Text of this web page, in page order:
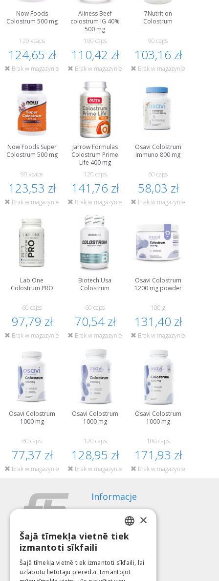
Now Foods
Colostrum 500 mg
120 vcaps
124,65 zł
Brak w magazynie
Aliness Beef
colostrum IG 40%
500 mg
100 caps
110,42 zł
Brak w magazynie
7Nutrition
Colostrum
90 caps
103,16 zł
Brak w magazynie
Now Foods Super
Colostrum 500 mg
90 vcaps
123,53 zł
Brak w magazynie
Jarrow Formulas
Colostrum Prime
Life 400 mg
120 caps
141,76 zł
Brak w magazynie
Osavi Colostrum
Immuno 800 mg
60 caps
58,03 zł
Brak w magazynie
Lab One
Colostrum PRO
60 caps
97,79 zł
Brak w magazynie
Biotech Usa
Colostrum
60 caps
70,54 zł
Brak w magazynie
Osavi Colostrum
1200 mg powder
100 g
131,40 zł
Brak w magazynie
Osavi Colostrum
1000 mg
60 caps
77,37 zł
Brak w magazynie
Osavi Colostrum
1000 mg
120 caps
128,95 zł
Brak w magazynie
Osavi Colostrum
1000 mg
180 caps
171,93 zł
Brak w magazynie
Informacje
Sposoby płatności
Regulamin zwrotów
O nas
Kontakt
Regulamin
LATVIAN
LITHUANIAN
×
Šajā tīmekļa vietnē tiek
izmantoti sīkfaili
Šajā tīmekļa vietnē tiek izmantoti sīkfaili, lai
uzlabotu lietotāju pieredzi. Izmantojot